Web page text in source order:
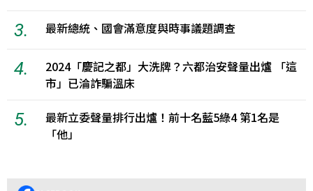
3. 最新總統、國會滿意度與時事議題調查
4.
2024「慶記之都」大洗牌？六都治安聲量出爐 「這
市」已淪詐騙溫床
5.
最新立委聲量排行出爐！前十名藍5綠4 第1名是
「他」